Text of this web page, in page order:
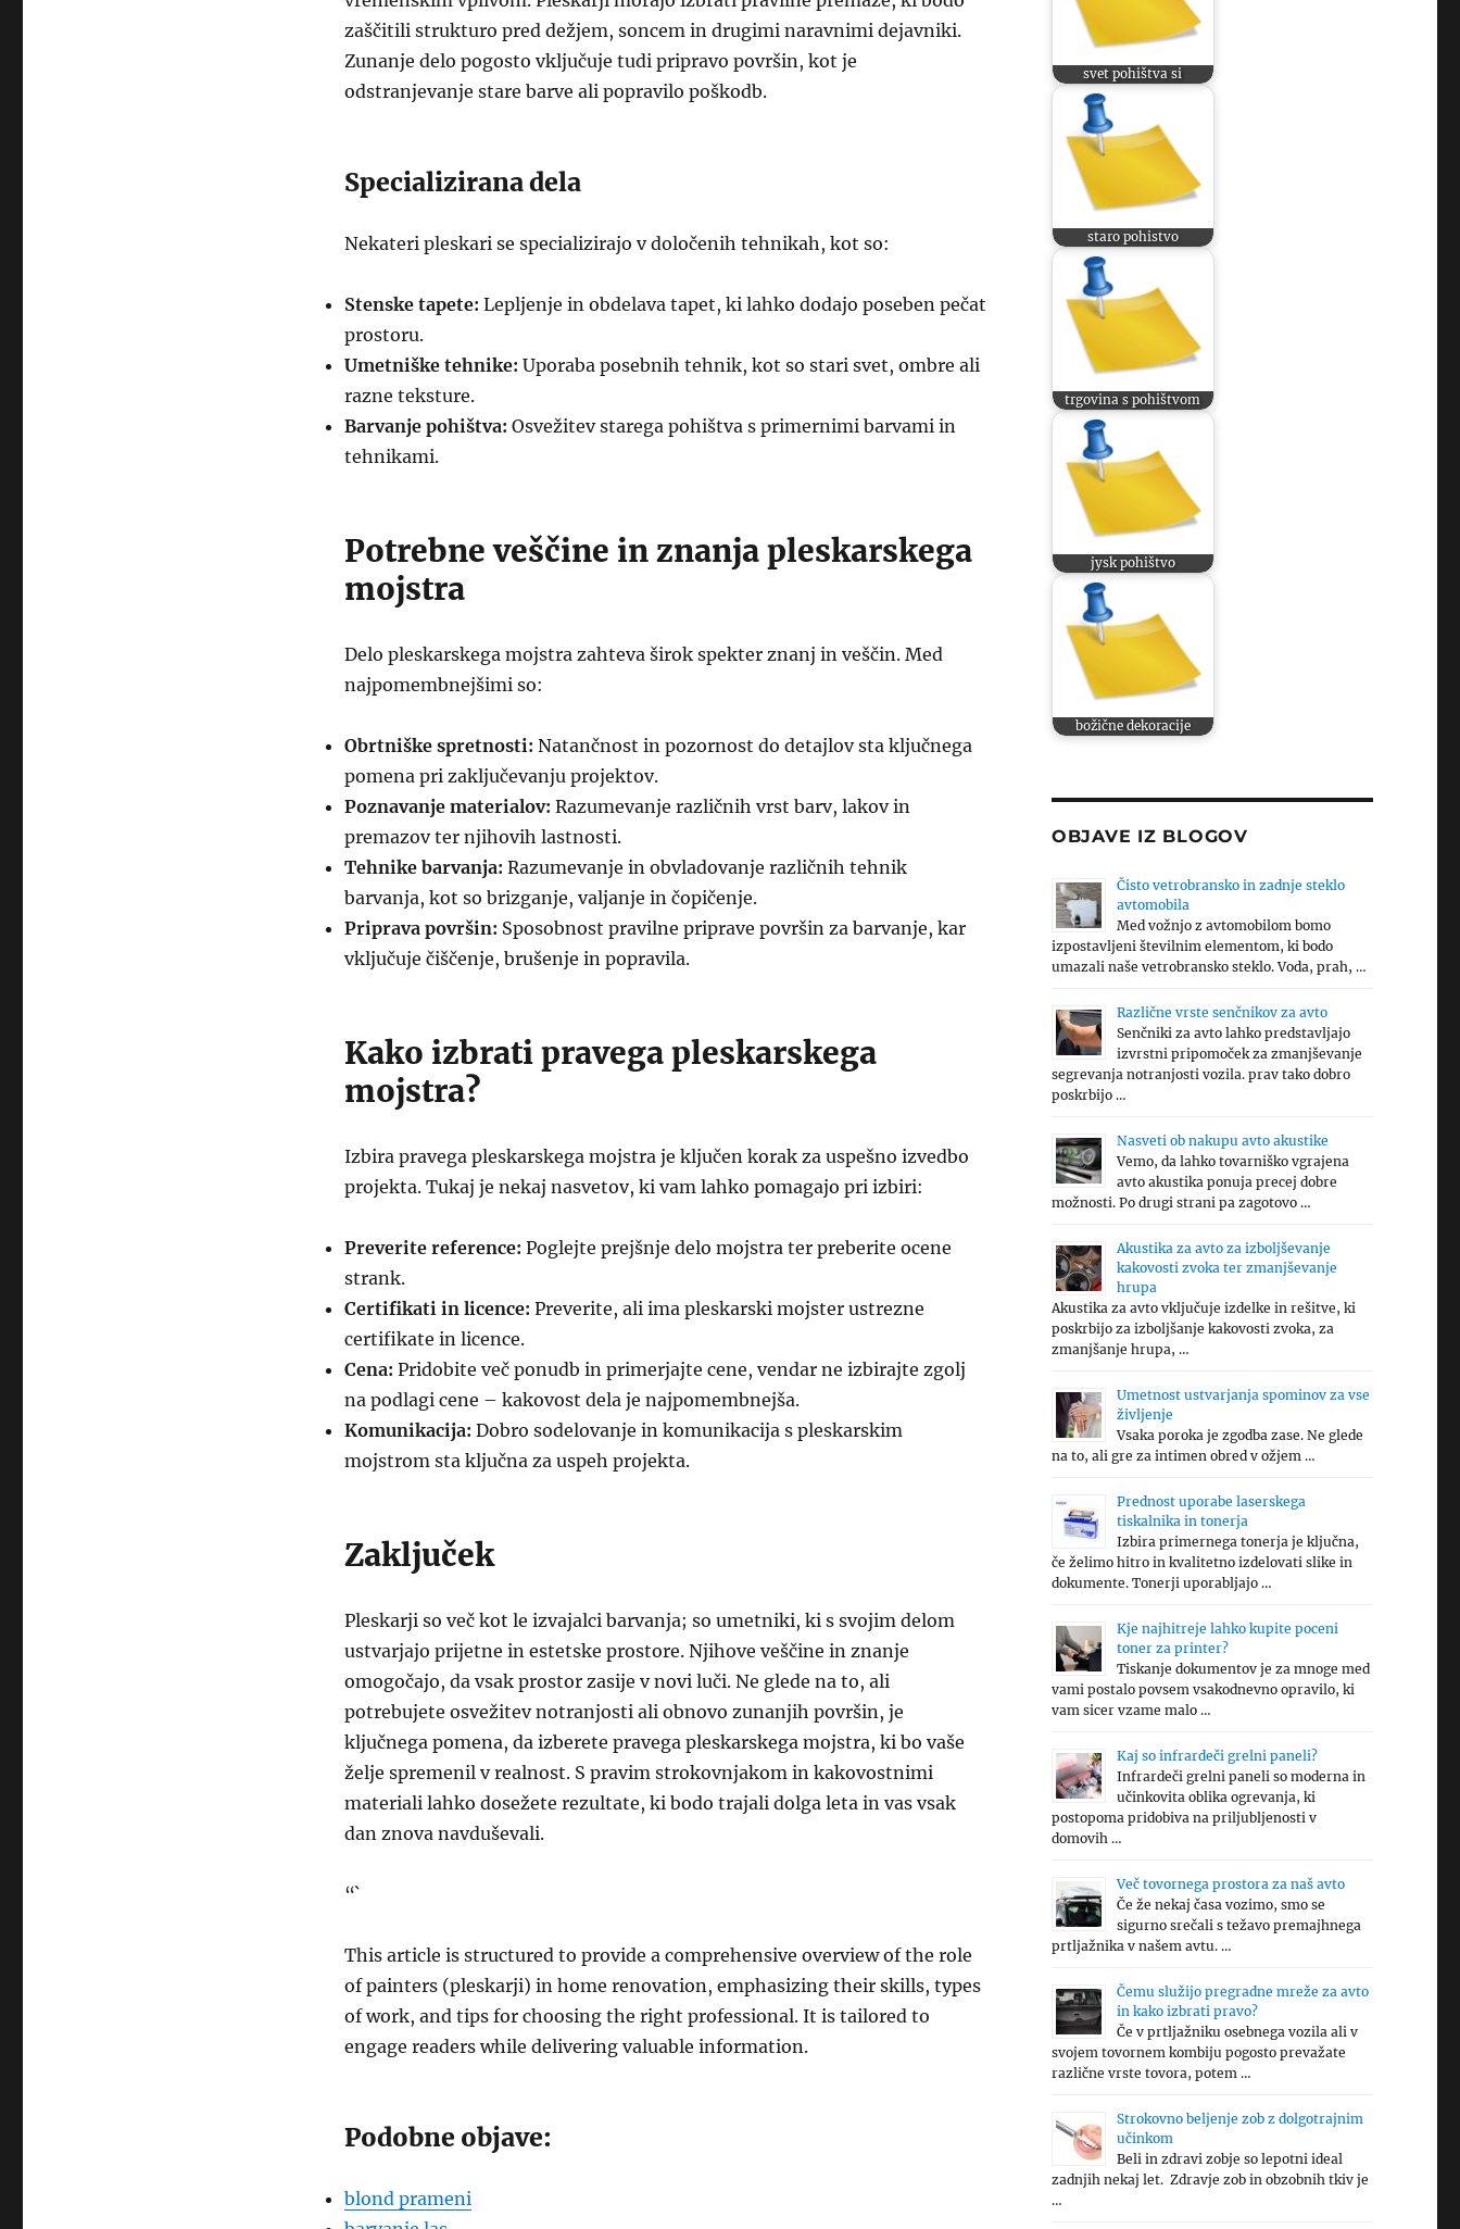
zaščitili strukturo pred dežjem, soncem in drugimi naravnimi dejavniki.
Zunanje delo pogosto vključuje tudi pripravo površin, kot je
odstranjevanje stare barve ali popravilo poškodb.
Specializirana dela
Nekateri pleskari se specializirajo v določenih tehnikah, kot so:
Stenske tapete: Lepljenje in obdelava tapet, ki lahko dodajo poseben pečat
prostoru.
Umetniške tehnike: Uporaba posebnih tehnik, kot so stari svet, ombre ali
razne teksture.
Barvanje pohištva: Osvežitev starega pohištva s primernimi barvami in
tehnikami.
Potrebne veščine in znanja pleskarskega
mojstra
Delo pleskarskega mojstra zahteva širok spekter znanj in veščin. Med
najpomembnejšimi so:
Obrtniške spretnosti: Natančnost in pozornost do detajlov sta ključnega
pomena pri zaključevanju projektov.
Poznavanje materialov: Razumevanje različnih vrst barv, lakov in
premazov ter njihovih lastnosti.
Tehnike barvanja: Razumevanje in obvladovanje različnih tehnik
barvanja, kot so brizganje, valjanje in čopičenje.
Priprava površin: Sposobnost pravilne priprave površin za barvanje, kar
vključuje čiščenje, brušenje in popravila.
Kako izbrati pravega pleskarskega
mojstra?
Izbira pravega pleskarskega mojstra je ključen korak za uspešno izvedbo
projekta. Tukaj je nekaj nasvetov, ki vam lahko pomagajo pri izbiri:
Preverite reference: Poglejte prejšnje delo mojstra ter preberite ocene
strank.
Certifikati in licence: Preverite, ali ima pleskarski mojster ustrezne
certifikate in licence.
Cena: Pridobite več ponudb in primerjajte cene, vendar ne izbirajte zgolj
na podlagi cene – kakovost dela je najpomembnejša.
Komunikacija: Dobro sodelovanje in komunikacija s pleskarskim
mojstrom sta ključna za uspeh projekta.
Zaključek
Pleskarji so več kot le izvajalci barvanja; so umetniki, ki s svojim delom
ustvarjajo prijetne in estetske prostore. Njihove veščine in znanje
omogočajo, da vsak prostor zasije v novi luči. Ne glede na to, ali
potrebujete osvežitev notranjosti ali obnovo zunanjih površin, je
ključnega pomena, da izberete pravega pleskarskega mojstra, ki bo vaše
želje spremenil v realnost. S pravim strokovnjakom in kakovostnimi
materiali lahko dosežete rezultate, ki bodo trajali dolga leta in vas vsak
dan znova navduševali.
“`
This article is structured to provide a comprehensive overview of the role
of painters (pleskarji) in home renovation, emphasizing their skills, types
of work, and tips for choosing the right professional. It is tailored to
engage readers while delivering valuable information.
Podobne objave:
blond prameni
svet pohištva si
staro pohistvo
trgovina s pohištvom
jysk pohištvo
božične dekoracije
OBJAVE IZ BLOGOV
Čisto vetrobransko in zadnje steklo
avtomobila
Med vožnjo z avtomobilom bomo
izpostavljeni številnim elementom, ki bodo
umazali naše vetrobransko steklo. Voda, prah, …
Različne vrste senčnikov za avto
Senčniki za avto lahko predstavljajo
izvrstni pripomoček za zmanjševanje
segrevanja notranjosti vozila. prav tako dobro
poskrbijo …
Nasveti ob nakupu avto akustike
Vemo, da lahko tovarniško vgrajena
avto akustika ponuja precej dobre
možnosti. Po drugi strani pa zagotovo …
Akustika za avto za izboljševanje
kakovosti zvoka ter zmanjševanje
hrupa
Akustika za avto vključuje izdelke in rešitve, ki
poskrbijo za izboljšanje kakovosti zvoka, za
zmanjšanje hrupa, …
Umetnost ustvarjanja spominov za vse
življenje
Vsaka poroka je zgodba zase. Ne glede
na to, ali gre za intimen obred v ožjem …
Prednost uporabe laserskega
tiskalnika in tonerja
Izbira primernega tonerja je ključna,
če želimo hitro in kvalitetno izdelovati slike in
dokumente. Tonerji uporabljajo …
Kje najhitreje lahko kupite poceni
toner za printer?
Tiskanje dokumentov je za mnoge med
vami postalo povsem vsakodnevno opravilo, ki
vam sicer vzame malo …
Kaj so infrardeči grelni paneli?
Infrardeči grelni paneli so moderna in
učinkovita oblika ogrevanja, ki
postopoma pridobiva na priljubljenosti v
domovih …
Več tovornega prostora za naš avto
Če že nekaj časa vozimo, smo se
sigurno srečali s težavo premajhnega
prtljažnika v našem avtu. …
Čemu služijo pregradne mreže za avto
in kako izbrati pravo?
Če v prtljažniku osebnega vozila ali v
svojem tovornem kombiju pogosto prevažate
različne vrste tovora, potem …
Strokovno beljenje zob z dolgotrajnim
učinkom
Beli in zdravi zobje so lepotni ideal
zadnjih nekaj let. Zdravje zob in obzobnih tkiv je
…